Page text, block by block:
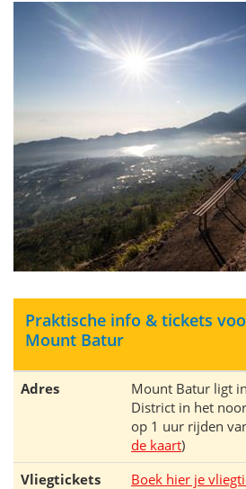
Praktische info & tickets
Mount Batur
Adres
Mount Batur ligt
District in het
op 1 uur rijden
de kaart)
Vliegtickets
Boek hier je